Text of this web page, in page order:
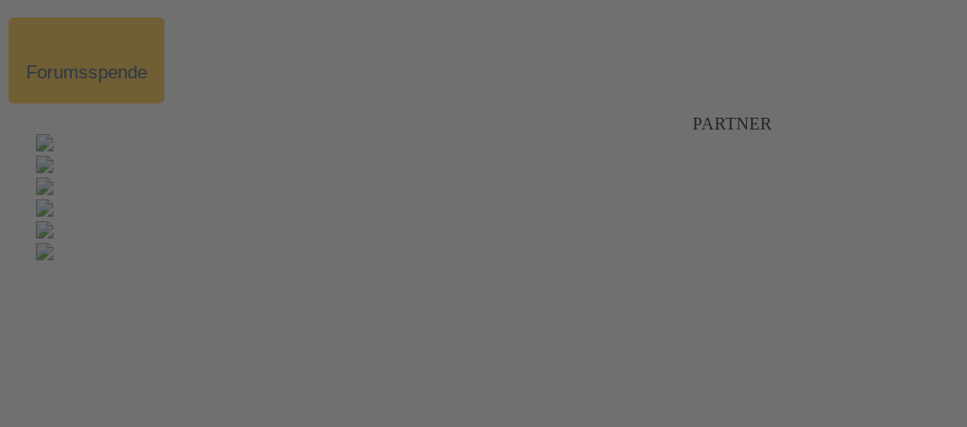
Forumsspende
PARTNER